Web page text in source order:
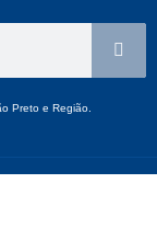
Preto e Região.